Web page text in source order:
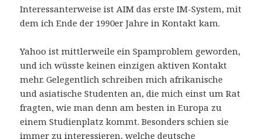
Interessanterweise ist AIM das erste IM-System, mit
dem ich Ende der 1990er Jahre in Kontakt kam.
Yahoo ist mittlerweile ein Spamproblem geworden,
und ich wüsste keinen einzigen aktiven Kontakt
mehr. Gelegentlich schreiben mich afrikanische
und asiatische Studenten an, die mich einst um Rat
fragten, wie man denn am besten in Europa zu
einem Studienplatz kommt. Besonders schien sie
immer zu interessieren, welche deutsche